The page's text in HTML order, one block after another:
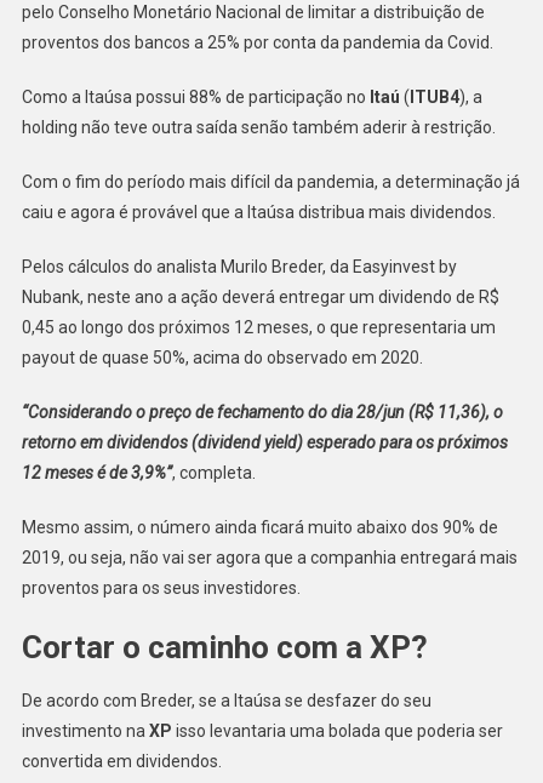
pelo Conselho Monetário Nacional de limitar a distribuição de
proventos dos bancos a 25% por conta da pandemia da Covid.
Como a Itaúsa possui 88% de participação no Itaú ( ITUB4), a
holding não teve outra saída senão também aderir à restrição.
Com o fim do período mais difícil da pandemia, a determinação já
caiu e agora é provável que a Itaúsa distribua mais dividendos.
Pelos cálculos do analista Murilo Breder, da Easyinvest by
Nubank, neste ano a ação deverá entregar um dividendo de R$
0,45 ao longo dos próximos 12 meses, o que representaria um
payout de quase 50%, acima do observado em 2020.
“Considerando o preço de fechamento do dia 28/jun (R$ 11,36), o
retorno em dividendos (dividend yield) esperado para os próximos
12 meses é de 3,9%”, completa.
Mesmo assim, o número ainda ficará muito abaixo dos 90% de
2019, ou seja, não vai ser agora que a companhia entregará mais
proventos para os seus investidores.
Cortar o caminho com a XP?
De acordo com Breder, se a Itaúsa se desfazer do seu
investimento na XP isso levantaria uma bolada que poderia ser
convertida em dividendos.